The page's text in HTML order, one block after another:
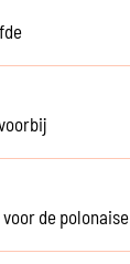
de polonaise